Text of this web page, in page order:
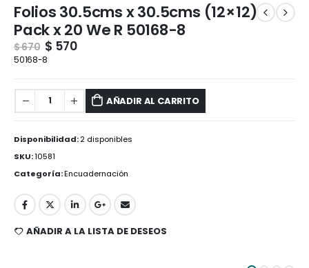
Folios 30.5cms x 30.5cms (12×12)
Pack x 20 We R 50168-8
$670 $ 570
50168-8
AÑADIR AL CARRITO
Disponibilidad:2 disponibles
SKU:10581
Categoría:Encuadernación
AÑADIR A LA LISTA DE DESEOS